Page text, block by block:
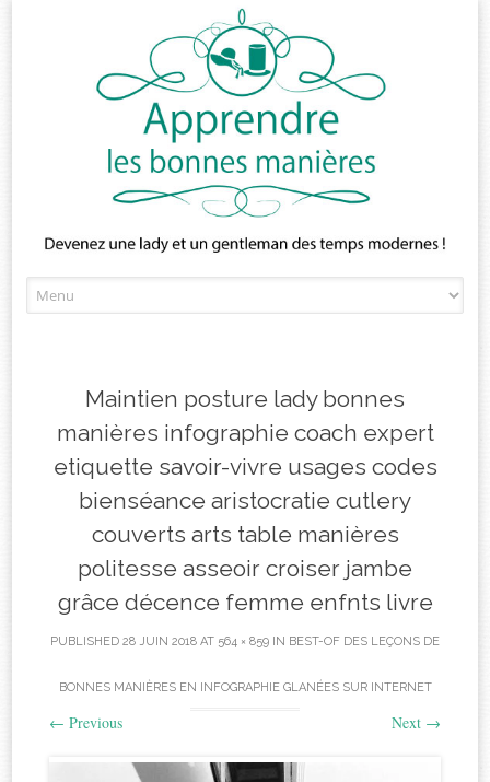
to
Maintien posture lady bonnes
manières infographie coach expert
etiquette savoir-vivre usages codes
bienséance aristocratie cutlery
couverts arts table manières
politesse asseoir croiser jambe
grâce décence femme enfnts livre
PUBLISHED 28 JUIN 2018 AT 564 × 859 IN BEST-OF DES LEÇONS DE
BONNES MANIÈRES EN INFOGRAPHIE GLANÉES SUR INTERNET
← Previous Next →